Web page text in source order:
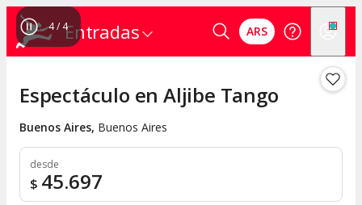
Entradas ARS
4/ 4
Espectáculo en Aljibe Tango
Buenos Aires, Buenos Aires
desde
$ 45.697